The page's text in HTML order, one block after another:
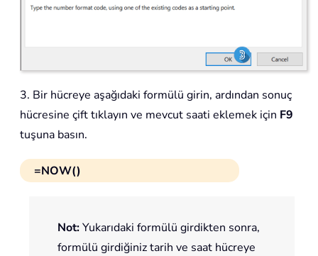
3. Bir hücreye aşağıdaki formülü girin, ardından sonuç
hücresine çift tıklayın ve mevcut saati eklemek için F9
tuşuna basın.
=NOW()
Not:Yukarıdaki formülü girdikten sonra,
formülü girdiğiniz tarih ve saat hücreye